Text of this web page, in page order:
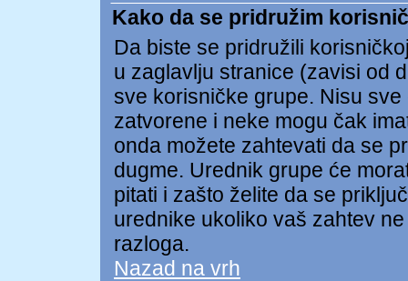
Kako da se pridružim
Da biste se pridružili
u zaglavlju stranice (zavisi od
sve korisničke grupe. Nisu
zatvorene i neke mogu čak
onda možete zahtevati da se
dugme. Urednik grupe će
pitati i zašto želite da se
urednike ukoliko vaš zahtev
razloga.
Nazad na vrh